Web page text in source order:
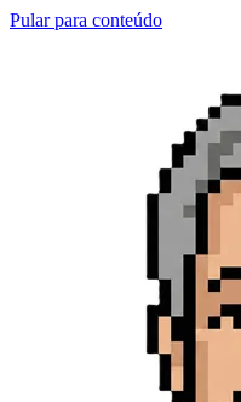
Pular para conteúdo